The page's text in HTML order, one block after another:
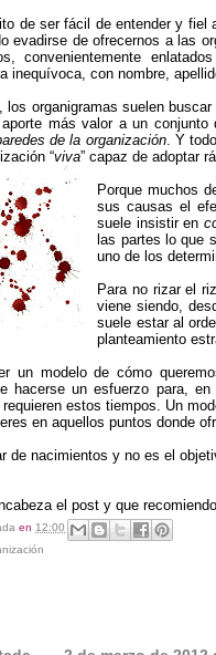
de ser fácil de entender y fiel
evadirse de ofrecernos a las
convenientemente
inequívoca, con nombre,
los organigramas suelen
más valor a un
de la organización. Y
“viva” capaz de adoptar
Porque muchos
sus causas el
suele insistir en
las partes lo que
uno de los
Para no rizar el
viene siendo,
suele estar al
planteamiento
un modelo de cómo
hacerse un esfuerzo para,
requieren estos tiempos. Un
en aquellos puntos donde
de nacimientos y no es el
el post y que
en 12:00